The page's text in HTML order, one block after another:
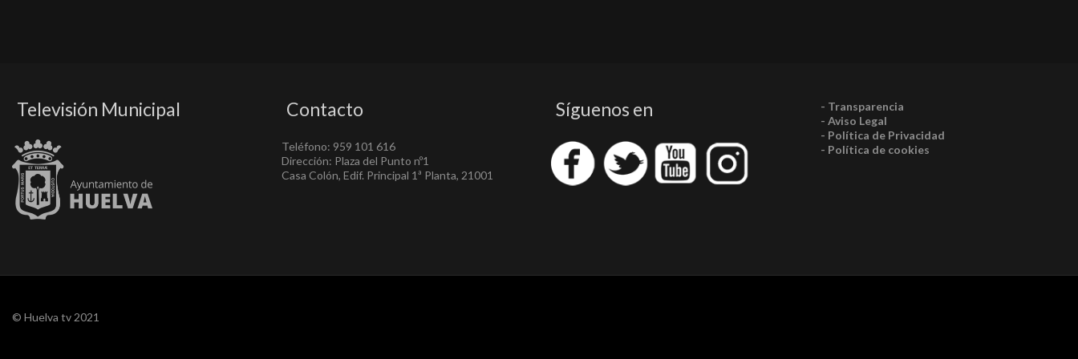
Televisión Municipal Contacto
Teléfono: 959 101 616
Dirección: Plaza del Punto nº1
Casa Colón, Edif. Principal 1ª Planta, 21001
Síguenos en
- Transparencia
- Aviso Legal
- Política de Privacidad
- Política de cookies
© Huelva tv 2021